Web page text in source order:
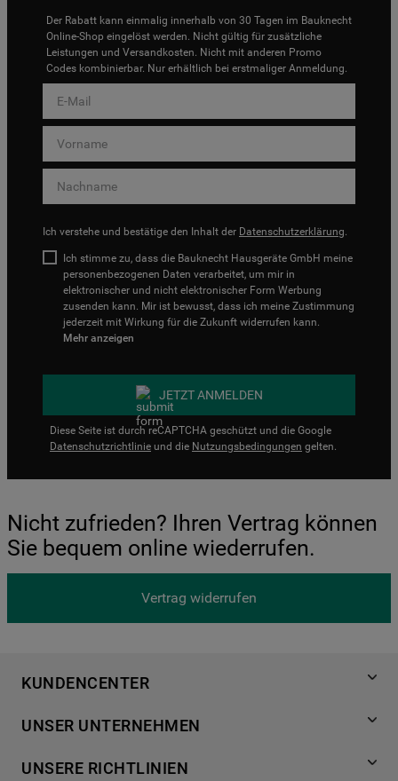
Der Rabatt kann einmalig innerhalb von 30 Tagen im Bauknecht
Online-Shop eingelöst werden. Nicht gültig für zusätzliche
Leistungen und Versandkosten. Nicht mit anderen Promo
Codes kombinierbar. Nur erhältlich bei erstmaliger Anmeldung.
Ich verstehe und bestätige den Inhalt der Datenschutzerklärung.
Ich stimme zu, dass die Bauknecht Hausgeräte GmbH meine
personenbezogenen Daten verarbeitet, um mir in
elektronischer und nicht elektronischer Form Werbung
zusenden kann. Mir ist bewusst, dass ich meine Zustimmung
jederzeit mit Wirkung für die Zukunft widerrufen kann.
Mehr anzeigen
JETZT ANMELDEN
Diese Seite ist durch reCAPTCHA geschützt und die Google
Datenschutzrichtlinie und die Nutzungsbedingungen gelten.
Nicht zufrieden? Ihren Vertrag können
Sie bequem online wiederrufen.
Vertrag widerrufen
KUNDENCENTER
Händlersuche
Häufige Fragen
UNSER UNTERNEHMEN
Für Händler
UNSERE RICHTLINIEN